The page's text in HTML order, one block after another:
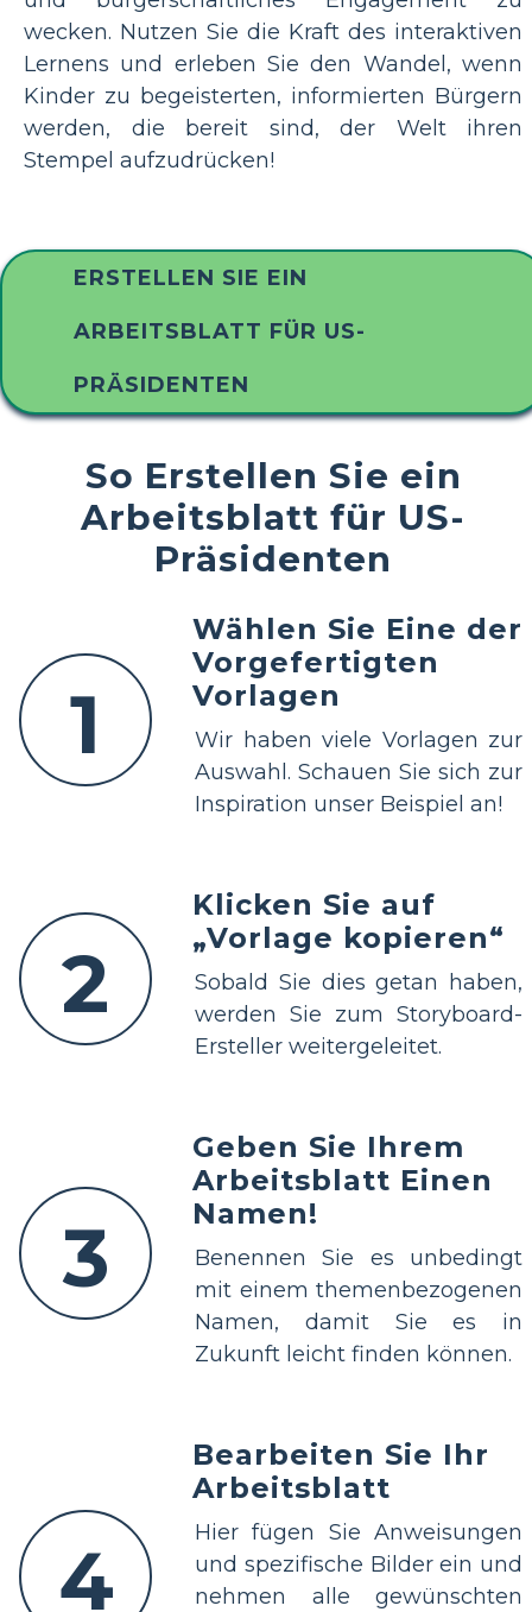
wecken. Nutzen Sie die Kraft des interaktiven
Lernens und erleben Sie den Wandel, wenn
Kinder zu begeisterten, informierten Bürgern
werden, die bereit sind, der Welt ihren
Stempel aufzudrücken!
ERSTELLEN SIE EIN
ARBEITSBLATT FÜR US-
PRÄSIDENTEN
So Erstellen Sie ein
Arbeitsblatt für US-
Präsidenten
1
Wählen Sie Eine der
Vorgefertigten
Vorlagen
Wir haben viele Vorlagen zur
Auswahl. Schauen Sie sich zur
Inspiration unser Beispiel an!
2
Klicken Sie auf
„Vorlage kopieren“
Sobald Sie dies getan haben,
werden Sie zum Storyboard-
Ersteller weitergeleitet.
3
Geben Sie Ihrem
Arbeitsblatt Einen
Namen!
Benennen Sie es unbedingt
mit einem themenbezogenen
Namen, damit Sie es in
Zukunft leicht finden können.
4
Bearbeiten Sie Ihr
Arbeitsblatt
Hier fügen Sie Anweisungen
und spezifische Bilder ein und
nehmen alle gewünschten